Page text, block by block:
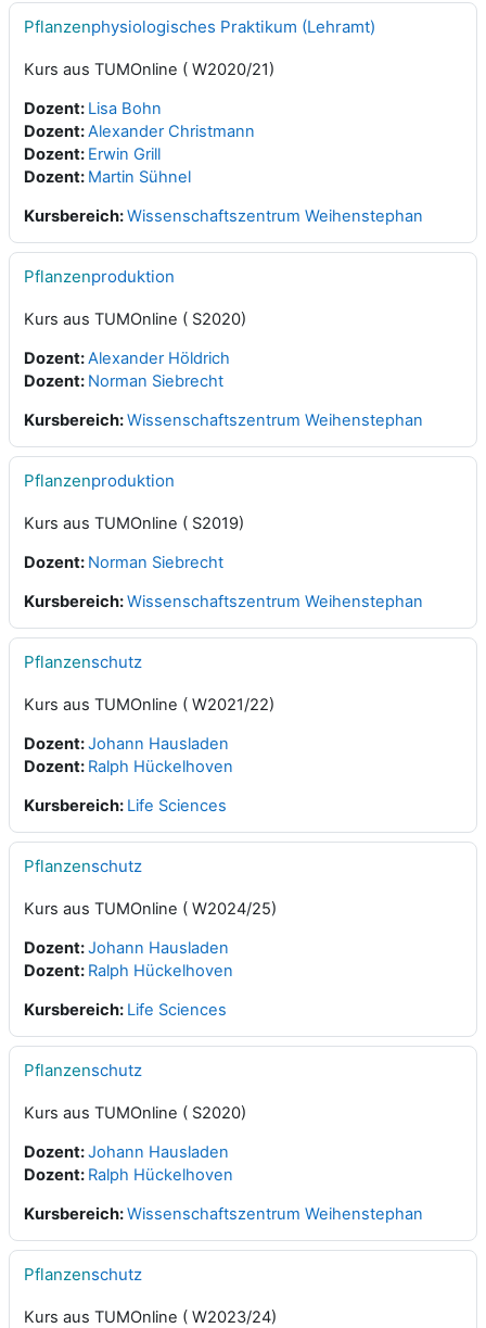
Pflanzenphysiologisches Praktikum (Lehramt)
Kurs aus TUMOnline ( W2020/21)
Dozent: Lisa Bohn
Dozent:Alexander Christmann
Dozent: Erwin Grill
Dozent: Martin Sühnel
Kursbereich:Wissenschaftszentrum Weihenstephan
Pflanzenproduktion
Kurs aus TUMOnline ( S2020)
Dozent:Alexander Höldrich
Dozent: Norman Siebrecht
Kursbereich:Wissenschaftszentrum Weihenstephan
Pflanzenproduktion
Kurs aus TUMOnline ( S2019)
Dozent: Norman Siebrecht
Kursbereich:Wissenschaftszentrum Weihenstephan
Pflanzenschutz
Kurs aus TUMOnline ( W2021/22)
Dozent:Johann Hausladen
Dozent: Ralph Hückelhoven
Kursbereich: Life Sciences
Pflanzenschutz
Kurs aus TUMOnline ( W2024/25)
Dozent:Johann Hausladen
Dozent: Ralph Hückelhoven
Kursbereich: Life Sciences
Pflanzenschutz
Kurs aus TUMOnline ( S2020)
Dozent:Johann Hausladen
Dozent: Ralph Hückelhoven
Kursbereich:Wissenschaftszentrum Weihenstephan
Pflanzenschutz
Kurs aus TUMOnline ( W2023/24)